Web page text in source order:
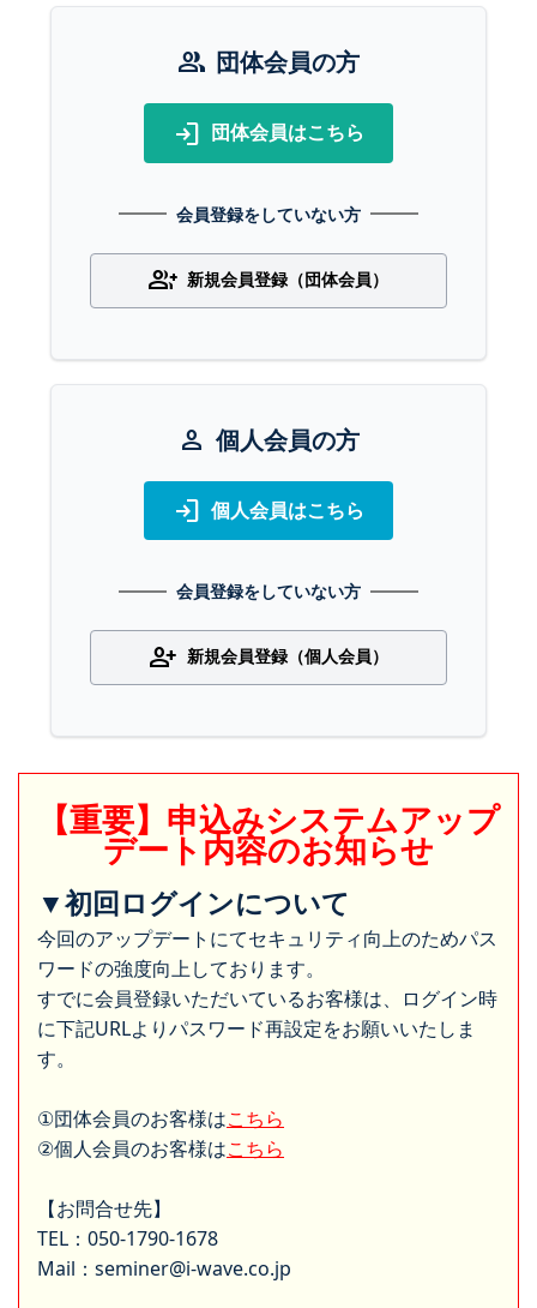
group 団体会員の方
login 団体会員はこちら
会員登録をしていない方
group_add 新規会員登録（団体会員）
person 個人会員の方
login 個人会員はこちら
会員登録をしていない方
person_add 新規会員登録（個人会員）
【重要】申込みシステムアップ
デート内容のお知らせ
▼初回ログインについて
今回のアップデートにてセキュリティ向上のためパス
ワードの強度向上しております。
すでに会員登録いただいているお客様は、ログイン時
に下記URLよりパスワード再設定をお願いいたしま
す。
①団体会員のお客様はこちら
②個人会員のお客様はこちら
【お問合せ先】
TEL：050-1790-1678
Mail：seminer@i-wave.co.jp